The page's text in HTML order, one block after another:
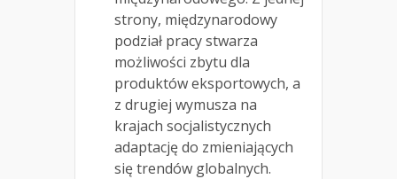
strony, międzynarodowy
podział pracy stwarza
możliwości zbytu dla
produktów eksportowych, a
z drugiej wymusza na
krajach socjalistycznych
adaptację do zmieniających
się trendów globalnych.